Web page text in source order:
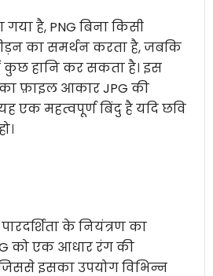
है, PNG बिना किसी
का समर्थन करता है, जबकि
कुछ हानि कर सकता है। इस
फ़ाइल आकार JPG की
एक महत्वपूर्ण बिंदु है यदि छवि
के नियंत्रण का
को एक आधार रंग की
इसका उपयोग विभिन्न